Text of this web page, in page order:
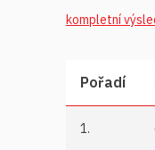
kompletní
Pořadí
1.